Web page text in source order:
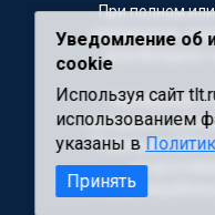
При полном
материалов,
Для
Материалы с
материал"
Редакция сайта
за
содержащейся
Уведомление об
cookie
Используя сайт
использованием
указаны в
Принять